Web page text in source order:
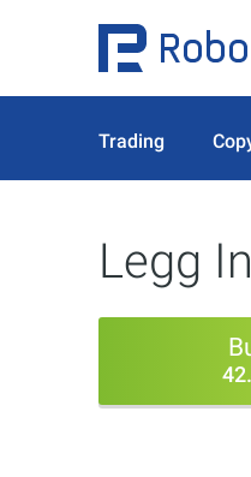
Trading
Legg